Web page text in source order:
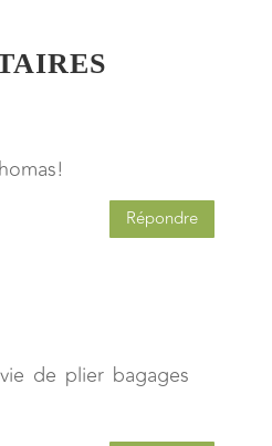
Répondre
de plier bagages